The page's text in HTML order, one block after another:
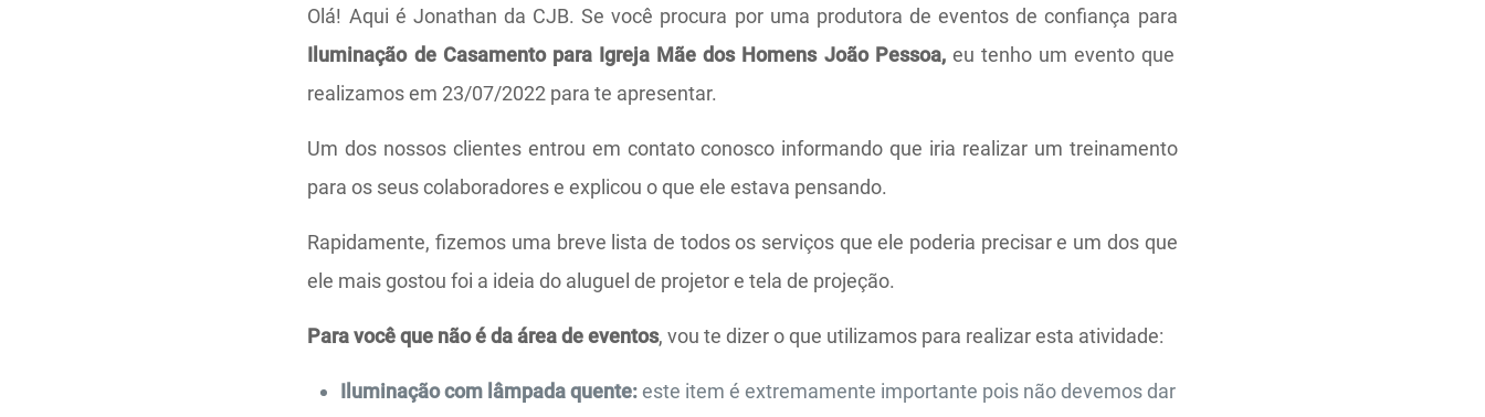
Olá! Aqui é Jonathan da CJB. Se você procura por uma produtora de eventos de confiança para
Iluminação de Casamento para Igreja Mãe dos Homens João Pessoa, eu tenho um evento que
realizamos em 23/07/2022 para te apresentar.
Um dos nossos clientes entrou em contato conosco informando que iria realizar um treinamento
para os seus colaboradores e explicou o que ele estava pensando.
Rapidamente, fizemos uma breve lista de todos os serviços que ele poderia precisar e um dos que
ele mais gostou foi a ideia do aluguel de projetor e tela de projeção.
Para você que não é da área de eventos, vou te dizer o que utilizamos para realizar esta atividade:
Iluminação com lâmpada quente:este item é extremamente importante pois não devemos dar